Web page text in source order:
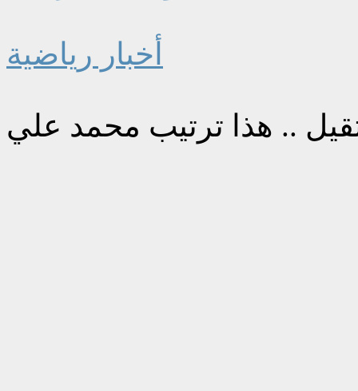
أخبار رياضية